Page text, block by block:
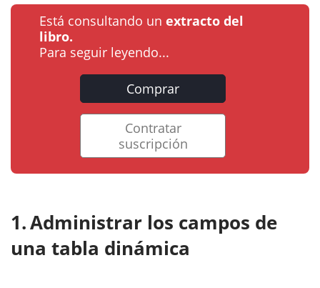
Está consultando un extracto del
libro.
Para seguir leyendo...
Comprar
Contratar
suscripción
Administrar los campos de
una tabla dinámica